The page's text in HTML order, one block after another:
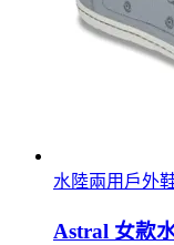
水陸兩用戶外
Astral 女款